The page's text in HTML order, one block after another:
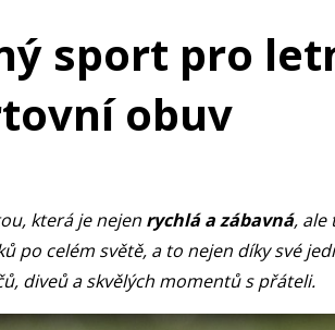
sport pro
obuv
která je nejen rychlá a zábavná, ale
po celém světě, a to nejen díky své
diveů a skvělých momentů s přáteli.